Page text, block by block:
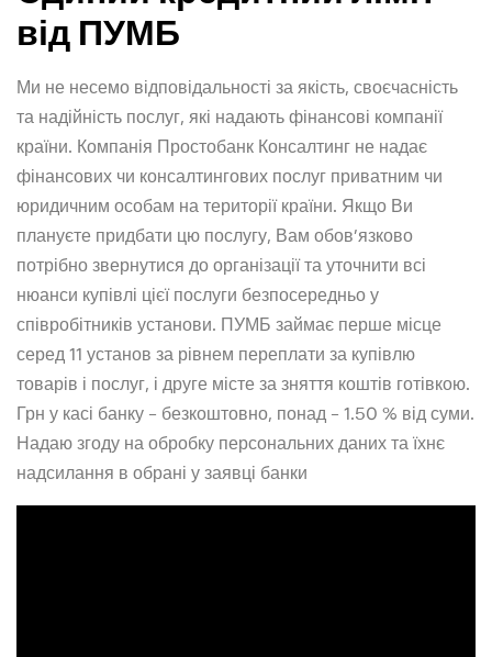
від ПУМБ
Ми не несемо відповідальності за якість, своєчасність
та надійність послуг, які надають фінансові компанії
країни. Компанія Простобанк Консалтинг не надає
фінансових чи консалтингових послуг приватним чи
юридичним особам на території країни. Якщо Ви
плануєте придбати цю послугу, Вам обов’язково
потрібно звернутися до організації та уточнити всі
нюанси купівлі цієї послуги безпосередньо у
співробітників установи. ПУМБ займає перше місце
серед 11 установ за рівнем переплати за купівлю
товарів і послуг, і друге місте за зняття коштів готівкою.
Грн у касі банку – безкоштовно, понад – 1.50 % від суми.
Надаю згоду на обробку персональних даних та їхнє
надсилання в обрані у заявці банки